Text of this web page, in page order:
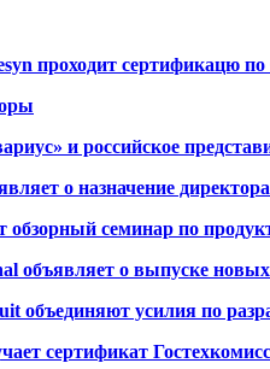
проходит сертификацю
и российское
о назначение
обзорный семинар по
объявляет о выпуске
объединяют усилия по
сертификат